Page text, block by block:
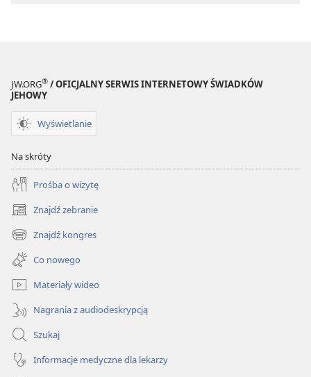
JW.ORG® / OFICJALNY SERWIS INTERNETOWY ŚWIADKÓW
JEHOWY
Wyświetlanie
Na skróty
Prośba o wizytę
Znajdź zebranie
(opens
new
window)
Znajdź kongres
(opens
new
window)
Co nowego
Materiały wideo
Nagrania z audiodeskrypcją
Szukaj
Informacje medyczne dla lekarzy